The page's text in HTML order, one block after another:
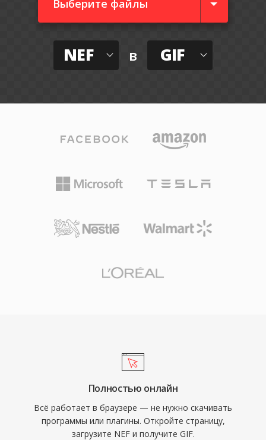
Выберите файлы
NEF в GIF
Полностью онлайн
Всё работает в браузере — не нужно скачивать
программы или плагины. Откройте страницу,
загрузите NEF и получите GIF.